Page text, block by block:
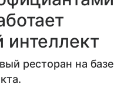
интеллект
ресторан на базе